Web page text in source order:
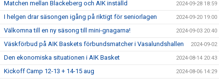
Matchen mellan Blackeberg och AIK inställd 2024-09-28 18:59
I helgen drar säsongen igång på riktigt för seniorlagen 2024-09-20 19:00
Välkomna till en ny säsong till mini-gnagarna! 2024-09-03 20:40
Väskförbud på AIK Baskets förbundsmatcher i Vasalundshallen 2024-09-02
Den ekonomiska situationen i AIK Basket 2024-08-14 20:43
Kickoff Camp 12-13 + 14-15 aug 2024-08-06 14:29